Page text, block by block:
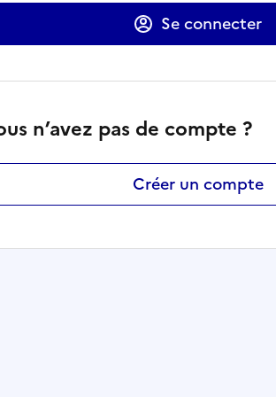
Se connecter
n’avez pas de compte ?
Créer un compte